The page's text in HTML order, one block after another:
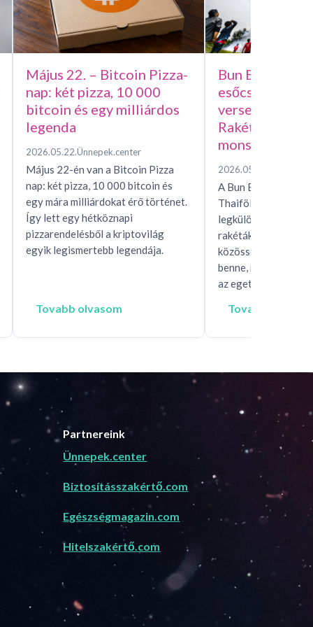
Május 22. – Bitcoin Pizza-
nap: két pizza, 10 000
bitcoin és egy milliárdos
legenda
2026.05.22.Ünnepek.center
Május 22-én van a Bitcoin Pizza
nap: két pizza, 10 000 bitcoin és
egy mára milliárdokat érő történet.
Így lett egy hétköznapi
pizzarendelésből a kriptovilág
egyik legismertebb legendája.
Tovabb olvasom
Bun Bang Fai –
esőcsináló
versenye,
monszunért
2026.05.15.
A Bun Bang Fai
Thaiföld és Laosz
legkülönösebb
rakéták, mítoszok,
közösségi rítusok
benne, miközben
az eget, hogy…
Tovabb
Partnereink
Ünnepek.center
Biztosításszakértő.com
Egészségmagazin.com
Hitelszakértő.com